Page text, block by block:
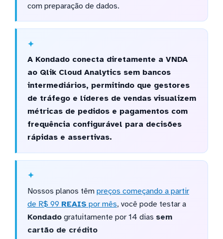
com preparação de dados.
A Kondado conecta diretamente a VNDA
ao Qlik Cloud Analytics sem bancos
intermediários, permitindo que gestores
de tráfego e líderes de vendas visualizem
métricas de pedidos e pagamentos com
frequência configurável para decisões
rápidas e assertivas.
Nossos planos têm preços começando a partir
de R$ 99 REAIS por mês, você pode testar a
Kondadogratuitamente por 14 dias sem
cartão de crédito